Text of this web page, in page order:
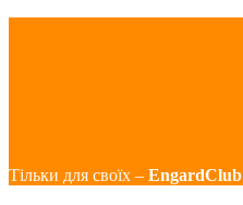
Тільки для своїх – EngardClub